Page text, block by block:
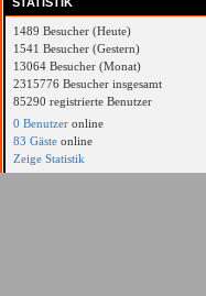
1489 Besucher (Heute)
1541 Besucher (Gestern)
13064 Besucher (Monat)
2315776 Besucher insgesamt
85290 registrierte Benutzer
0 Benutzer online
83 Gäste online
Zeige Statistik